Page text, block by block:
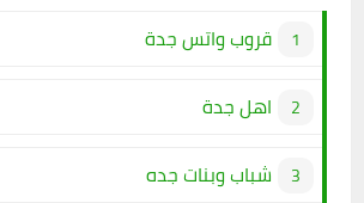
قروب واتس جدة
اهل جدة
شباب وبنات جده